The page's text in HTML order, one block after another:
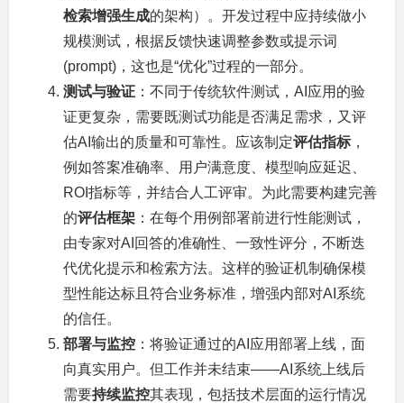
检索增强生成的架构）。开发过程中应持续做小
规模测试，根据反馈快速调整参数或提示词
(prompt)，这也是“优化”过程的一部分。
测试与验证 ：不同于传统软件测试，AI应用的验
证更复杂，需要既测试功能是否满足需求，又评
估AI输出的质量和可靠性。应该制定评估指标，
例如答案准确率、用户满意度、模型响应延迟、
ROI指标等，并结合人工评审。为此需要构建完善
的评估框架 ：在每个用例部署前进行性能测试，
由专家对AI回答的准确性、一致性评分，不断迭
代优化提示和检索方法。这样的验证机制确保模
型性能达标且符合业务标准，增强内部对AI系统
的信任。
部署与监控 ：将验证通过的AI应用部署上线，面
向真实用户。但工作并未结束——AI系统上线后
需要持续监控其表现，包括技术层面的运行情况